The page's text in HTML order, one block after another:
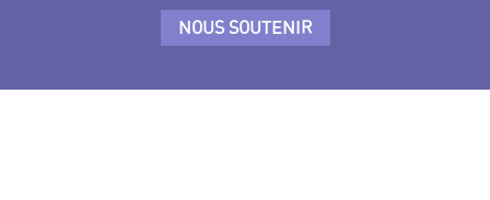
NOUS SOUTENIR